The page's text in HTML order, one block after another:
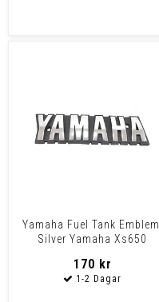
Yamaha Fuel Tank Emblem,
Silver Yamaha Xs650
170 kr